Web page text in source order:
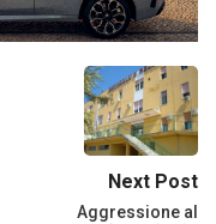
Next Post
Aggressione al